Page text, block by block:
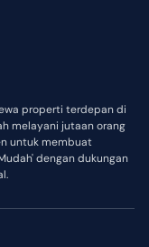
properti terdepan di
melayani jutaan orang
untuk membuat
dengan dukungan